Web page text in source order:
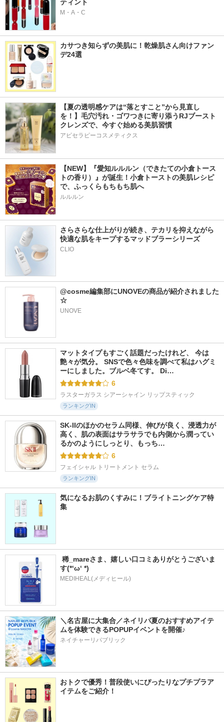
ティント
M・A・C
カサつき知らずの美肌に！乾燥肌さん向けファン
デ24選
【夏の透明感ケアは“落とすこと”から見直し
を！】毛穴汚れ・ゴワつきに寄り添うRJブースト
クレンズで、今すぐ始める美肌習慣
アピセラピーコスメティクス
【NEW】『愛知ルルルン（できたての小倉トース
トの香り）』が誕生！小倉トーストの美肌レシピ
で、ふっくらもちもち肌へ
ルルルン
さらさらな仕上がりが続き、テカリを抑えながら
快適な肌をキープするマッドブラーシリーズ
@cosme編集部にUNOVEの商品が紹介されました
☆
UNOVE
マットタイプもすごく話題だったけれど、 今は
艶々が気分。 SNSで色々色味を調べて私はハグミ
ーにしました。ブルベ冬てす。 Di…
6
ラスターガラス シアーシャイン リップスティック
ランキングIN
SK-IIのほかのセラム同様、伸びが良く、浸透力が
高く、肌の表面はサラサラでも内側から潤ってい
るかのようにしっとり、もっち…
6
フェイシャル トリートメント セラム
ランキングIN
気になるお肌のくすみに！ブライトニングケア特
集
稀_mareさま、嬉しい口コミありがとうございま
す(*‘ω‘ *)
MEDIHEAL(メディヒール)
＼名古屋に大集合／ネイリパ夏のおすすめアイテ
ムを体験できるPOPUPイベントを開催♪
ネイチャーリパブリック
おトクで優秀！普段使いにぴったりなプチプラア
イテムをご紹介！